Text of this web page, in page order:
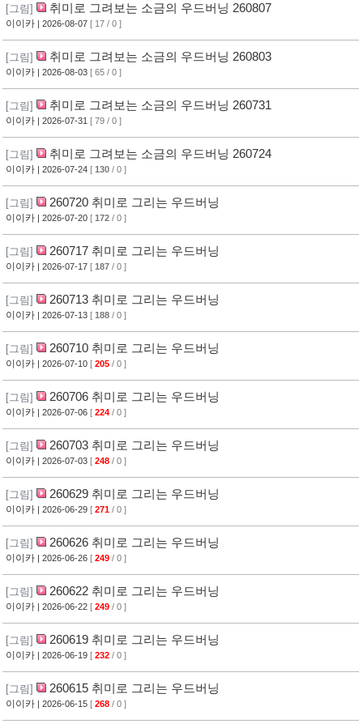
[그림] 취미로 그려보는 소금의 우드버닝 260807
이이카 | 2026-08-07 [ 17 / 0 ]
[그림] 취미로 그려보는 소금의 우드버닝 260803
이이카 | 2026-08-03 [ 65 / 0 ]
[그림] 취미로 그려보는 소금의 우드버닝 260731
이이카 | 2026-07-31 [ 79 / 0 ]
[그림] 취미로 그려보는 소금의 우드버닝 260724
이이카 | 2026-07-24 [ 130 / 0 ]
[그림] 260720 취미로 그리는 우드버닝
이이카 | 2026-07-20 [ 172 / 0 ]
[그림] 260717 취미로 그리는 우드버닝
이이카 | 2026-07-17 [ 187 / 0 ]
[그림] 260713 취미로 그리는 우드버닝
이이카 | 2026-07-13 [ 188 / 0 ]
[그림] 260710 취미로 그리는 우드버닝
이이카 | 2026-07-10 [ 205 / 0 ]
[그림] 260706 취미로 그리는 우드버닝
이이카 | 2026-07-06 [ 224 / 0 ]
[그림] 260703 취미로 그리는 우드버닝
이이카 | 2026-07-03 [ 248 / 0 ]
[그림] 260629 취미로 그리는 우드버닝
이이카 | 2026-06-29 [ 271 / 0 ]
[그림] 260626 취미로 그리는 우드버닝
이이카 | 2026-06-26 [ 249 / 0 ]
[그림] 260622 취미로 그리는 우드버닝
이이카 | 2026-06-22 [ 249 / 0 ]
[그림] 260619 취미로 그리는 우드버닝
이이카 | 2026-06-19 [ 232 / 0 ]
[그림] 260615 취미로 그리는 우드버닝
이이카 | 2026-06-15 [ 268 / 0 ]